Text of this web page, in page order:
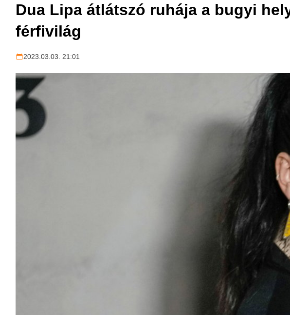
Dua Lipa átlátszó ruhája a bugyi
férfivilág
2023.03.03. 21:01